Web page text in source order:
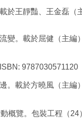
王靜豔、王金磊（
變。載於屈健（主
9787030571120
載於方曉風（主
概覽。包裝工程（24